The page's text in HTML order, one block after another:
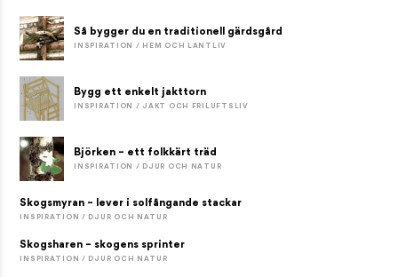
Så bygger du en traditionell gärdsgård
INSPIRATION / HEM OCH LANTLIV
Bygg ett enkelt jakttorn
INSPIRATION / JAKT OCH FRILUFTSLIV
Björken – ett folkkärt träd
INSPIRATION / DJUR OCH NATUR
Skogsmyran – lever i solfångande stackar
INSPIRATION / DJUR OCH NATUR
Skogsharen – skogens sprinter
INSPIRATION / DJUR OCH NATUR